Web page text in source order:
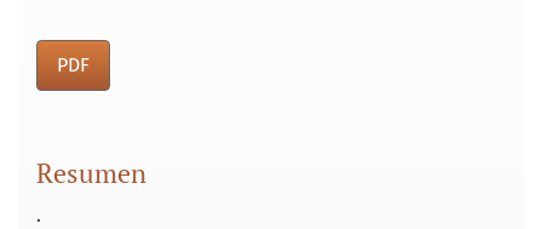
PDF
Resumen
.